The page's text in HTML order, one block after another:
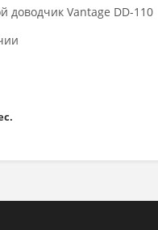
доводчик Vantage DD-110